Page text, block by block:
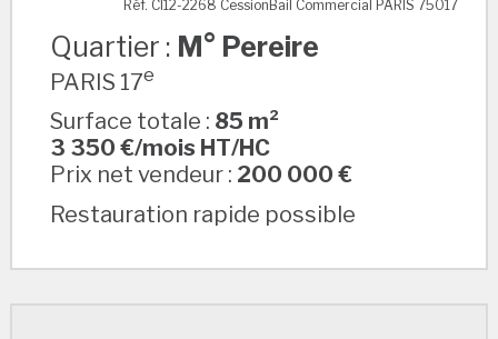
Réf. CI12-2268 CessionBail Commercial PARIS 75017
Quartier : M° Pereire
PARIS 17e
Surface totale : 85 m²
3 350 €/mois HT/HC
Prix net vendeur : 200 000 €
Restauration rapide possible